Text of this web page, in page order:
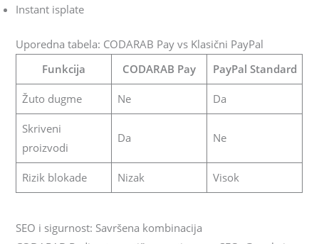
Instant isplate
Uporedna tabela: CODARAB Pay vs Klasični PayPal
Funkcija
CODARAB Pay PayPal Standard
Žuto dugme Ne Da
Skriveni
proizvodi
Da Ne
Rizik blokade Nizak Visok
SEO i sigurnost: Savršena kombinacija